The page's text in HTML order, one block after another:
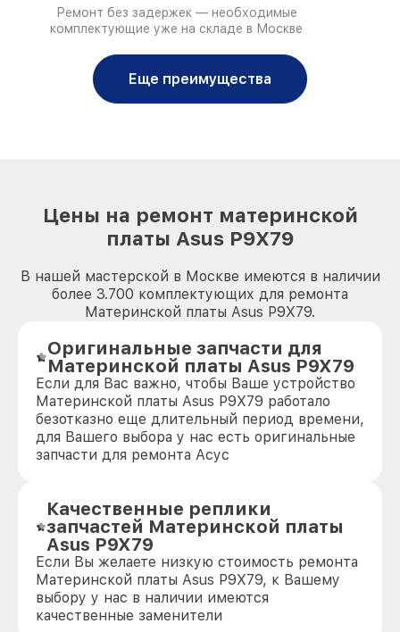
Ремонт без задержек — необходимые
комплектующие уже на складе в Москве
Еще преимущества
Цены на ремонт материнской
платы Asus P9X79
В нашей мастерской в Москве имеются в наличии
более 3.700 комплектующих для ремонта
Материнской платы Asus P9X79.
Оригинальные запчасти для
Материнской платы Asus P9X79
Если для Вас важно, чтобы Ваше устройство
Материнской платы Asus P9X79 работало
безотказно еще длительный период времени,
для Вашего выбора у нас есть оригинальные
запчасти для ремонта Асус
Качественные реплики
запчастей Материнской платы
Asus P9X79
Если Вы желаете низкую стоимость ремонта
Материнской платы Asus P9X79, к Вашему
выбору у нас в наличии имеются
качественные заменители